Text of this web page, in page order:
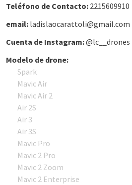
Teléfono de Contacto: 2215609910
email: ladislaocarattoli@gmail.com
Cuenta de Instagram:@lc__drones
Modelo de drone:
Spark
Mavic Air
Mavic Air 2
Air 2S
Air 3
Air 3S
Mavic Pro
Mavic 2 Pro
Mavic 2 Zoom
Mavic 2 Enterprise